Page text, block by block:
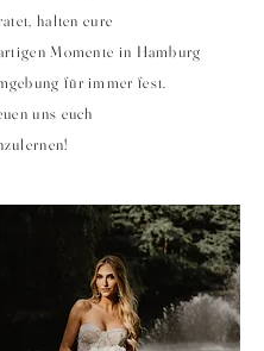
halten eure
Momente in Hamburg
für immer fest.
uns euch